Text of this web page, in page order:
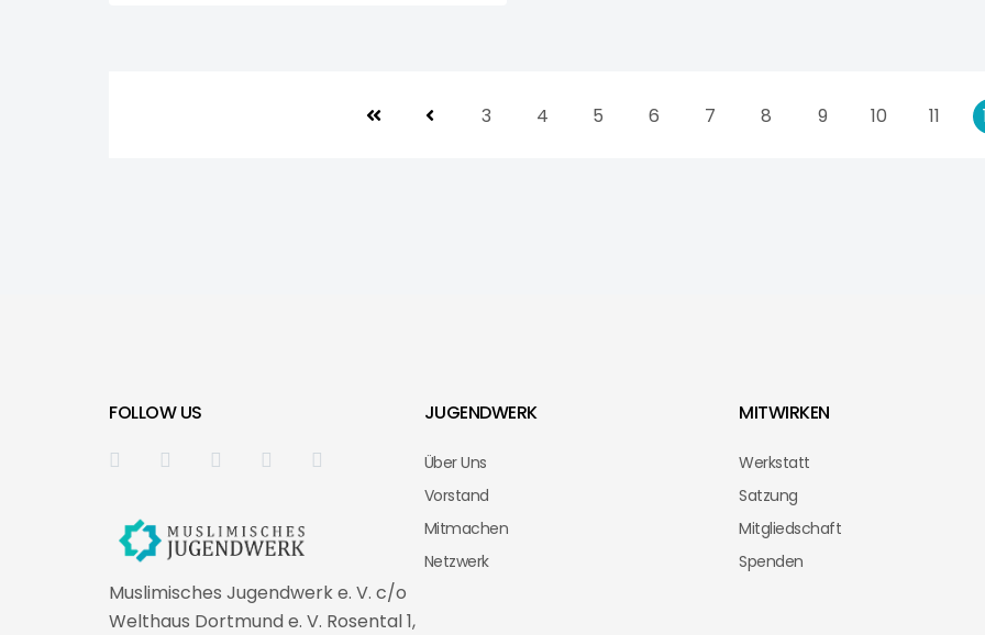
3 4 5 6 7 8 9 10 11
FOLLOW US
Muslimisches Jugendwerk e. V. c/o
Welthaus Dortmund e. V. Rosental 1,
JUGENDWERK
Über Uns
Vorstand
Mitmachen
Netzwerk
MITWIRKEN
Werkstatt
Satzung
Mitgliedschaft
Spenden